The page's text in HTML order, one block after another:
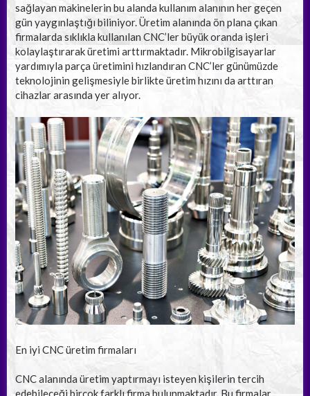
sağlayan makinelerin bu alanda kullanım alanının her geçen
gün yaygınlaştığı biliniyor. Üretim alanında ön plana çıkan
firmalarda sıklıkla kullanılan CNC’ler büyük oranda işleri
kolaylaştırarak üretimi arttırmaktadır. Mikrobilgisayarlar
yardımıyla parça üretimini hızlandıran CNC’ler günümüzde
teknolojinin gelişmesiyle birlikte üretim hızını da arttıran
cihazlar arasında yer alıyor.
En iyi CNC üretim firmaları
CNC alanında üretim yaptırmayı isteyen kişilerin tercih